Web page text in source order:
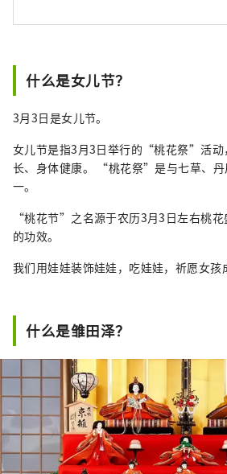
什么是女儿节？
3月3日是女儿节。
女儿节是指3月3日举行的“桃花祭”活动
长、身体健康。 “桃花祭”是与七草、丹
一。
“桃花节”之名源于农历3月3日左右桃
的功效。
我们用娃娃装饰娃娃，吃娃娃，祈愿女孩
什么是雏田泽？